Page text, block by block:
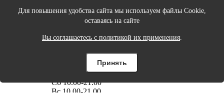
График работы:
Вт 10.00-21.00
Чт 10.00-21.00
Пт 10.00-21.00
Сб 10.00-21.00
Вс 10.00-21.00
Для повышения удобства сайта мы используем файлы Cookie,
оставаясь на сайте
Вы соглашаетесь с политикой их применения.
Принять